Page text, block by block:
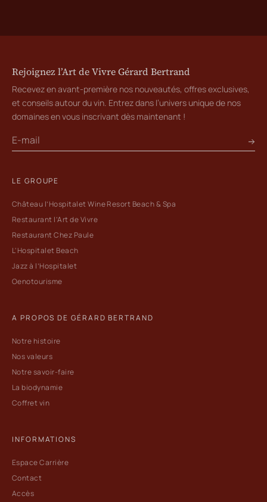
Rejoignez l’Art de Vivre Gérard Bertrand
Recevez en avant-première nos nouveautés, offres exclusives,
et conseils autour du vin. Entrez dans l’univers unique de nos
domaines en vous inscrivant dès maintenant !
LE GROUPE
Château l’Hospitalet Wine Resort Beach & Spa
Restaurant l’Art de Vivre
Restaurant Chez Paule
L'Hospitalet Beach
Jazz à l’Hospitalet
Oenotourisme
A PROPOS DE GÉRARD BERTRAND
Notre histoire
Nos valeurs
Notre savoir-faire
La biodynamie
Coffret vin
INFORMATIONS
Espace Carrière
Contact
Accès